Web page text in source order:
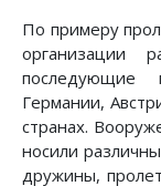
По примеру
последующие
Германии,
странах.
носили
дружины,